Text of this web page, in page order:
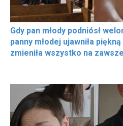
Gdy pan młody podniósł
panny młodej ujawniła
zmieniła wszystko na